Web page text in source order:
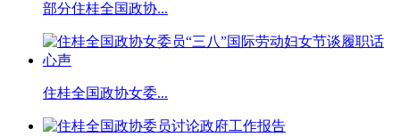
部分住桂全国政协...
住桂全国政协女委...